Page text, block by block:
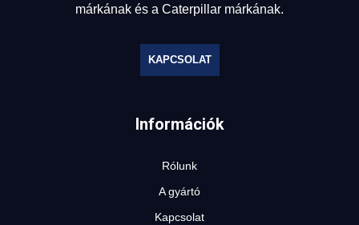
HASZNÁLT TARGONCÁK
márkának és a Caterpillar márkának.
KAPCSOLAT
Információk
Rólunk
A gyártó
Kapcsolat